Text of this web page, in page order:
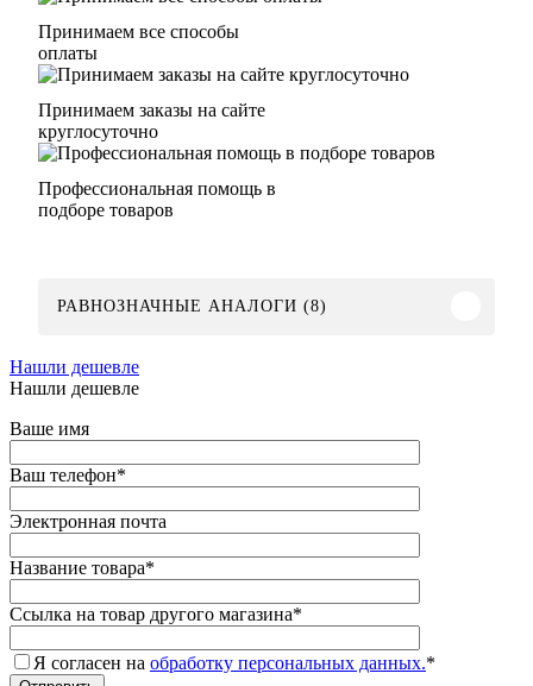
Принимаем все способы
оплаты
Принимаем заказы на сайте
круглосуточно
Профессиональная помощь в
подборе товаров
РАВНОЗНАЧНЫЕ АНАЛОГИ (8)
Нашли дешевле
Нашли дешевле
Ваше имя
Ваш телефон*
Электронная почта
Название товара*
Ссылка на товар другого магазина*
Я согласен на обработку персональных данных.*